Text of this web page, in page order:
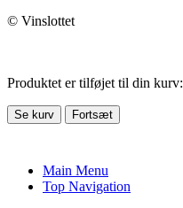
© Vinslottet
Produktet er tilføjet til din kurv:
Se kurv Fortsæt
Main Menu
Top Navigation